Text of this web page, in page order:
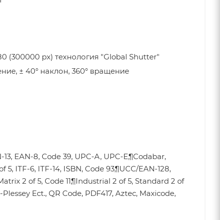
(300000 px) технология "Global Shutter"
± 40° наклон, 360° вращение
13, EAN-8, Code 39, UPC-A, UPC-E,¶Codabar,
5, ITF-6, ITF-14, ISBN, Code 93,¶UCC/EAN-128,
2 of 5, Code 11,¶Industrial 2 of 5, Standard 2 of
Plessey Ect., QR Code, PDF417, Aztec, Maxicode,